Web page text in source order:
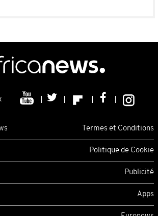
Termes et Conditions
Politique de Cookie
Publicité
Apps